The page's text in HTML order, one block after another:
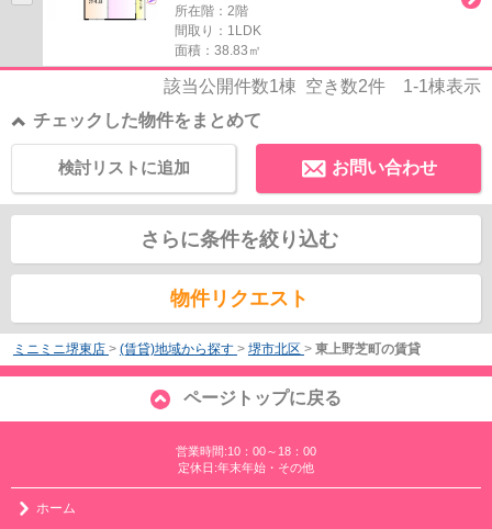
所在階：2階
間取り：1LDK
面積：38.83㎡
該当公開件数1棟 空き数2件 1-1棟表示
チェックした物件をまとめて
お問い合わせ
検討リストに追加
さらに条件を絞り込む
物件リクエスト
ミニミニ堺東店 > (賃貸)地域から探す > 堺市北区 > 東上野芝町の賃貸
ページトップに戻る
営業時間:10：00～18：00
定休日:年末年始・その他
ホーム